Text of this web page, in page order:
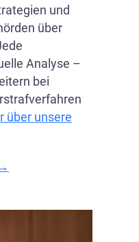
und
über
Analyse –
bei
über unsere